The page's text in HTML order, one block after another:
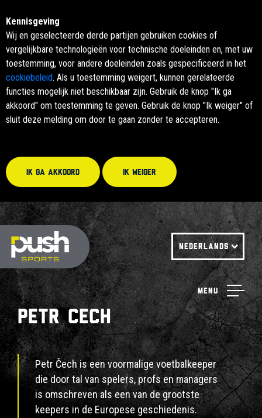
Kennisgeving
Wij en geselecteerde derde partijen gebruiken cookies of
vergelijkbare technologieën voor technische doeleinden en, met uw
toestemming, voor andere doeleinden zoals gespecificeerd in het
cookiebeleid. Als u toestemming weigert, kunnen gerelateerde
functies mogelijk niet beschikbaar zijn. Gebruik de knop "Ik ga
akkoord" om toestemming te geven. Gebruik de knop "Ik weiger" of
sluit deze melding om door te gaan zonder te accepteren.
Ik ga akkoord Ik weiger
NEDERLANDS
Menu
Petr Cech
Petr Čech is een voormalige voetbalkeeper
die door tal van spelers, profs en managers
is omschreven als een van de grootste
keepers in de Europese geschiedenis.